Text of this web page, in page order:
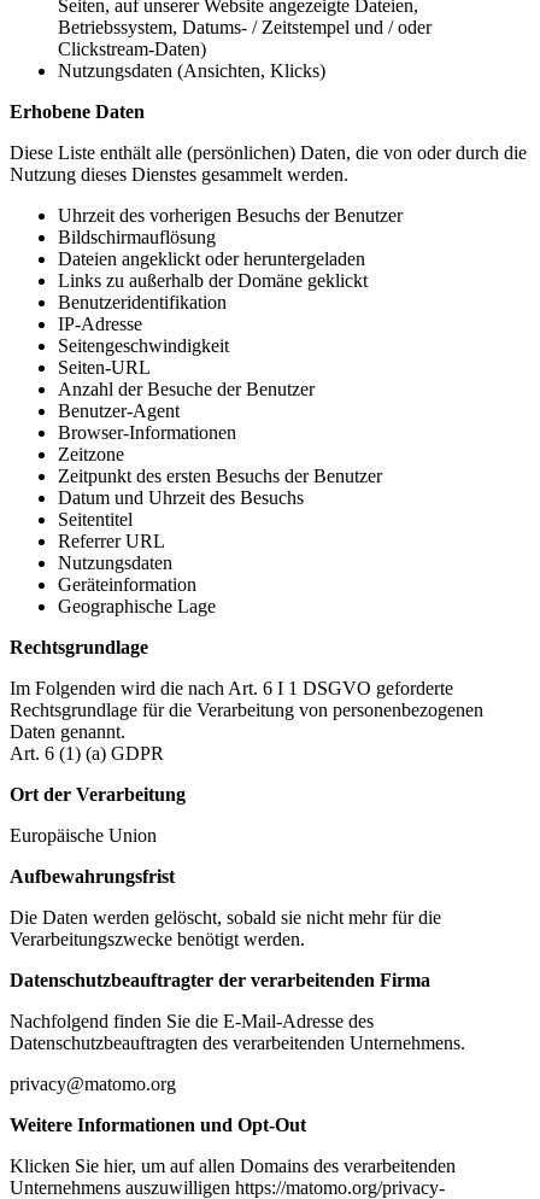
Seiten, auf unserer Website angezeigte Dateien,
Betriebssystem, Datums- / Zeitstempel und / oder
Clickstream-Daten)
Nutzungsdaten (Ansichten, Klicks)
Erhobene Daten
Diese Liste enthält alle (persönlichen) Daten, die von oder durch die
Nutzung dieses Dienstes gesammelt werden.
Uhrzeit des vorherigen Besuchs der Benutzer
Bildschirmauflösung
Dateien angeklickt oder heruntergeladen
Links zu außerhalb der Domäne geklickt
Benutzeridentifikation
IP-Adresse
Seitengeschwindigkeit
Seiten-URL
Anzahl der Besuche der Benutzer
Benutzer-Agent
Browser-Informationen
Zeitzone
Zeitpunkt des ersten Besuchs der Benutzer
Datum und Uhrzeit des Besuchs
Seitentitel
Referrer URL
Nutzungsdaten
Geräteinformation
Geographische Lage
Rechtsgrundlage
Im Folgenden wird die nach Art. 6 I 1 DSGVO geforderte
Rechtsgrundlage für die Verarbeitung von personenbezogenen
Daten genannt.
Art. 6 (1) (a) GDPR
Ort der Verarbeitung
Europäische Union
Aufbewahrungsfrist
Die Daten werden gelöscht, sobald sie nicht mehr für die
Verarbeitungszwecke benötigt werden.
Datenschutzbeauftragter der verarbeitenden Firma
Nachfolgend finden Sie die E-Mail-Adresse des
Datenschutzbeauftragten des verarbeitenden Unternehmens.
privacy@matomo.org
Weitere Informationen und Opt-Out
Klicken Sie hier, um auf allen Domains des verarbeitenden
Unternehmens auszuwilligen https://matomo.org/privacy-